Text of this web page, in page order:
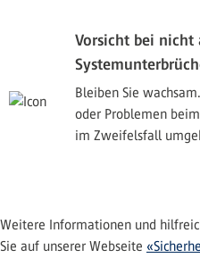
Vorsicht bei nicht
Bleiben Sie
oder Problemen
im Zweifelsfall
Weitere Informationen und
Sie auf unserer Webseite